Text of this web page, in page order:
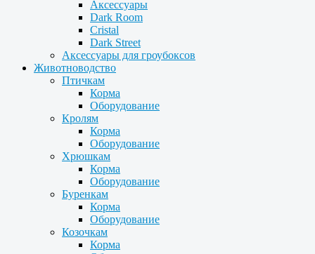
Аксессуары
Dark Room
Cristal
Dark Street
Аксессуары для гроубоксов
Животноводство
Птичкам
Корма
Оборудование
Кролям
Корма
Оборудование
Хрюшкам
Корма
Оборудование
Буренкам
Корма
Оборудование
Козочкам
Корма